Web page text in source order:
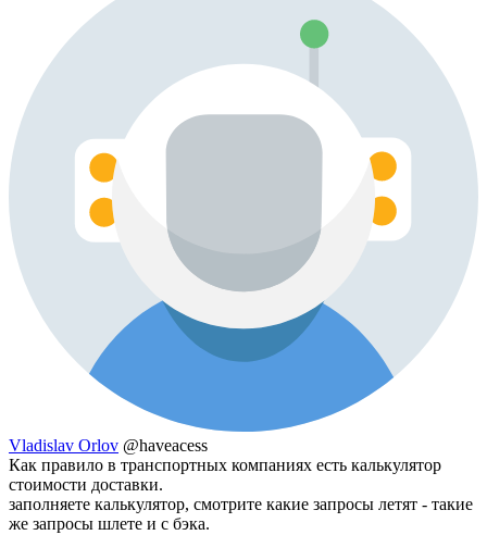
Vladislav Orlov @haveacess
Как правило в транспортных компаниях есть калькулятор
стоимости доставки.
заполняете калькулятор, смотрите какие запросы летят - такие
же запросы шлете и с бэка.